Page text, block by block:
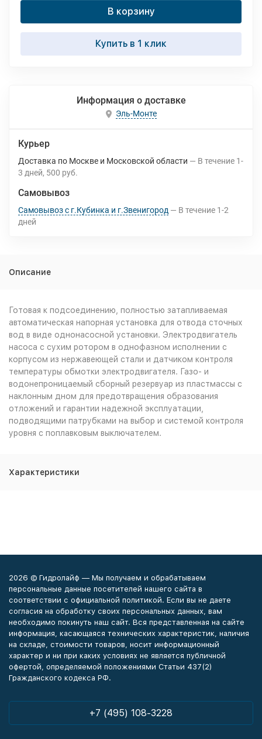
В корзину
Купить в 1 клик
Информация о доставке
Эль-Монте
Курьер
Доставка по Москве и Московской области В течение 1-
3 дней 500 руб.
Самовывоз
Самовывоз с г.Кубинка и г.Звенигород В течение 1-2
дней
Описание
Готовая к подсоединению, полностью затапливаемая
автоматическая напорная установка для отвода сточных
вод в виде однонасосной установки. Электродвигатель
насоса с сухим ротором в однофазном исполнении с
корпусом из нержавеющей стали и датчиком контроля
температуры обмотки электродвигателя. Газо- и
водонепроницаемый сборный резервуар из пластмассы с
наклонным дном для предотвращения образования
отложений и гарантии надежной эксплуатации,
подводящими патрубками на выбор и системой контроля
уровня с поплавковым выключателем.
Характеристики
2026 © Гидролайф — Мы получаем и обрабатываем
персональные данные посетителей нашего сайта в
соответствии с официальной политикой. Если вы не даете
согласия на обработку своих персональных данных, вам
необходимо покинуть наш сайт. Вся представленная на сайте
информация, касающаяся технических характеристик, наличия
на складе, стоимости товаров, носит информационный
характер и ни при каких условиях не является публичной
офертой, определяемой положениями Статьи 437(2)
Гражданского кодекса РФ.
+7 (495) 108-3228